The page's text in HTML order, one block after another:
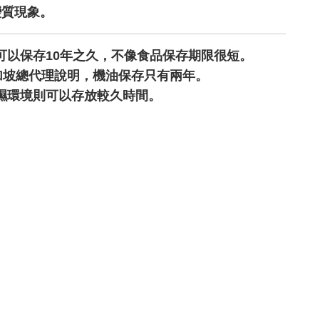
現象。
保存10年之久，不像食品保存期限很短。
總代理說明，機油保存只有兩年。
境則可以存放較久時間。